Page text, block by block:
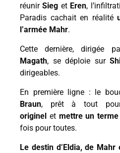
réunirSieg et Eren,
Paradis cachait en réalité
l’armée Mahr.
Cette dernière, dirigée
Magath, se déploie sur
dirigeables.
En première ligne : le
Braun, prêt à tout
originel et mettre un
fois pour toutes.
Le destin d’Eldia, de